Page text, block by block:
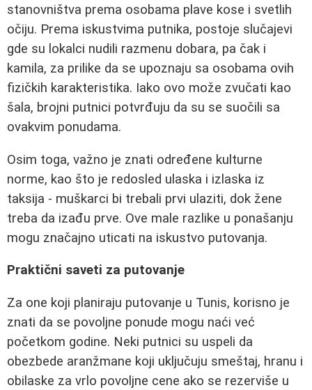
stanovništva prema osobama plave kose i svetlih
očiju. Prema iskustvima putnika, postoje slučajevi
gde su lokalci nudili razmenu dobara, pa čak i
kamila, za prilike da se upoznaju sa osobama ovih
fizičkih karakteristika. Iako ovo može zvučati kao
šala, brojni putnici potvrđuju da su se suočili sa
ovakvim ponudama.
Osim toga, važno je znati određene kulturne
norme, kao što je redosled ulaska i izlaska iz
taksija - muškarci bi trebali prvi ulaziti, dok žene
treba da izađu prve. Ove male razlike u ponašanju
mogu značajno uticati na iskustvo putovanja.
Praktični saveti za putovanje
Za one koji planiraju putovanje u Tunis, korisno je
znati da se povoljne ponude mogu naći već
početkom godine. Neki putnici su uspeli da
obezbede aranžmane koji uključuju smeštaj, hranu i
obilaske za vrlo povoljne cene ako se rezerviše u